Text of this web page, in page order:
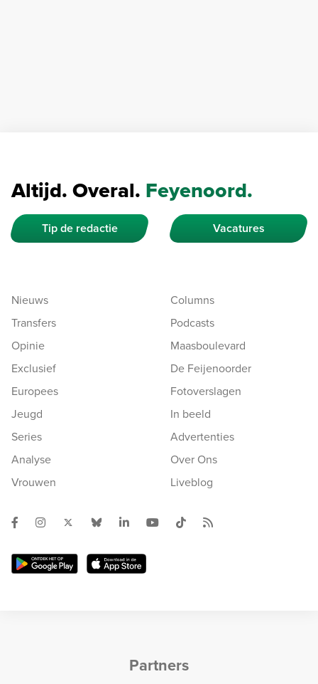
Altijd. Overal. Feyenoord.
Tip de redactie Vacatures
Nieuws
Transfers
Opinie
Exclusief
Europees
Jeugd
Series
Analyse
Vrouwen
Columns
Podcasts
Maasboulevard
De Feijenoorder
Fotoverslagen
In beeld
Advertenties
Over Ons
Liveblog
Partners